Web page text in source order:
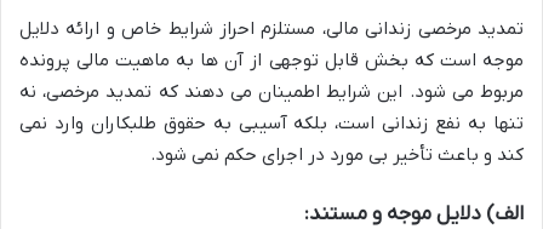
تمدید مرخصی زندانی مالی، مستلزم احراز شرایط خاص و ارائه دلایل
موجه است که بخش قابل توجهی از آن ها به ماهیت مالی پرونده
مربوط می شود. این شرایط اطمینان می دهند که تمدید مرخصی، نه
تنها به نفع زندانی است، بلکه آسیبی به حقوق طلبکاران وارد نمی
کند و باعث تأخیر بی مورد در اجرای حکم نمی شود.
الف) دلایل موجه و مستند: